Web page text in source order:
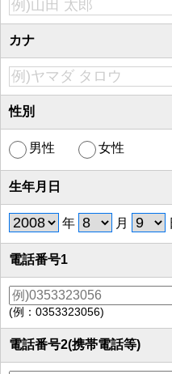
カナ
性別
男性 女性
生年月日
年 月
電話番号1
(例：0353323056)
電話番号2(携帯電話等)